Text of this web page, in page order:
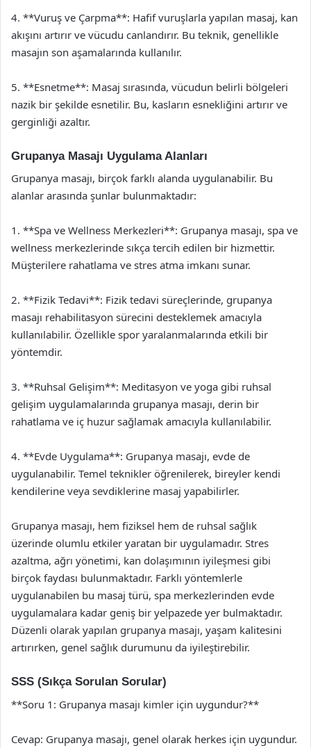
4. **Vuruş ve Çarpma**: Hafif vuruşlarla yapılan masaj, kan
akışını artırır ve vücudu canlandırır. Bu teknik, genellikle
masajın son aşamalarında kullanılır.
5. **Esnetme**: Masaj sırasında, vücudun belirli bölgeleri
nazik bir şekilde esnetilir. Bu, kasların esnekliğini artırır ve
gerginliği azaltır.
Grupanya Masajı Uygulama Alanları
Grupanya masajı, birçok farklı alanda uygulanabilir. Bu
alanlar arasında şunlar bulunmaktadır:
1. **Spa ve Wellness Merkezleri**: Grupanya masajı, spa ve
wellness merkezlerinde sıkça tercih edilen bir hizmettir.
Müşterilere rahatlama ve stres atma imkanı sunar.
2. **Fizik Tedavi**: Fizik tedavi süreçlerinde, grupanya
masajı rehabilitasyon sürecini desteklemek amacıyla
kullanılabilir. Özellikle spor yaralanmalarında etkili bir
yöntemdir.
3. **Ruhsal Gelişim**: Meditasyon ve yoga gibi ruhsal
gelişim uygulamalarında grupanya masajı, derin bir
rahatlama ve iç huzur sağlamak amacıyla kullanılabilir.
4. **Evde Uygulama**: Grupanya masajı, evde de
uygulanabilir. Temel teknikler öğrenilerek, bireyler kendi
kendilerine veya sevdiklerine masaj yapabilirler.
Grupanya masajı, hem fiziksel hem de ruhsal sağlık
üzerinde olumlu etkiler yaratan bir uygulamadır. Stres
azaltma, ağrı yönetimi, kan dolaşımının iyileşmesi gibi
birçok faydası bulunmaktadır. Farklı yöntemlerle
uygulanabilen bu masaj türü, spa merkezlerinden evde
uygulamalara kadar geniş bir yelpazede yer bulmaktadır.
Düzenli olarak yapılan grupanya masajı, yaşam kalitesini
artırırken, genel sağlık durumunu da iyileştirebilir.
SSS (Sıkça Sorulan Sorular)
**Soru 1: Grupanya masajı kimler için uygundur?**
Cevap: Grupanya masajı, genel olarak herkes için uygundur.